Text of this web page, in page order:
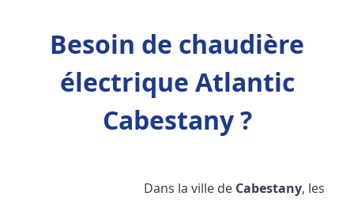
Besoin de chaudière
électrique Atlantic
Cabestany ?
Dans la ville de Cabestany, les